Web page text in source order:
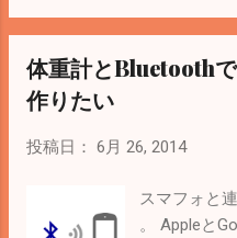
実行しよう
セスできず
くれない。
し）通知し
しい。 私：
体重計とBluetooth
作りたい
投稿日： 6月 26, 2014
スマフォと
。 Appleと